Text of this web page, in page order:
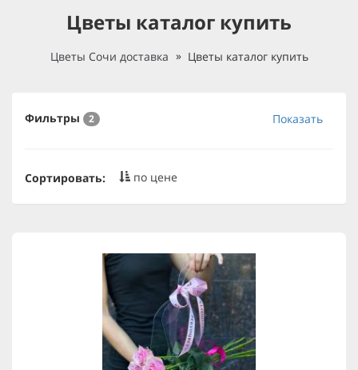
Цветы каталог купить
Цветы Сочи доставка Цветы каталог купить
Фильтры 2 Показать
Сортировать: по цене